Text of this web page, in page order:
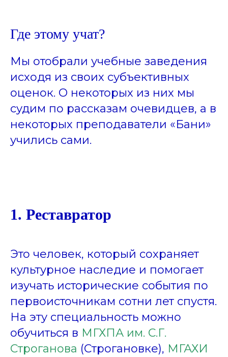
Где этому учат?
Мы отобрали учебные заведения
исходя из своих субъективных
оценок. О некоторых из них мы
судим по рассказам очевидцев, а в
некоторых преподаватели «Бани»
учились сами.
1. Реставратор
Это человек, который сохраняет
культурное наследие и помогает
изучать исторические события по
первоисточникам сотни лет спустя.
На эту специальность можно
обучиться в МГХПА им. С.Г.
Строганова (Строгановке), МГАХИ